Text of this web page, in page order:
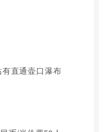
直通壶口瀑布